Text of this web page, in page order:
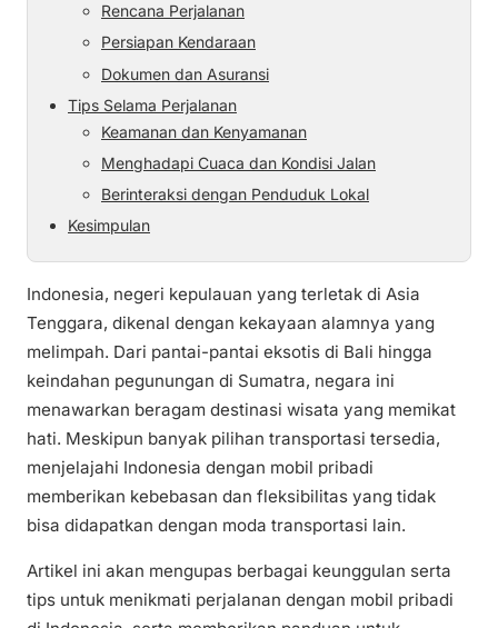
Rencana Perjalanan
Persiapan Kendaraan
Dokumen dan Asuransi
Tips Selama Perjalanan
Keamanan dan Kenyamanan
Menghadapi Cuaca dan Kondisi Jalan
Berinteraksi dengan Penduduk Lokal
Kesimpulan
Indonesia, negeri kepulauan yang terletak di Asia
Tenggara, dikenal dengan kekayaan alamnya yang
melimpah. Dari pantai-pantai eksotis di Bali hingga
keindahan pegunungan di Sumatra, negara ini
menawarkan beragam destinasi wisata yang memikat
hati. Meskipun banyak pilihan transportasi tersedia,
menjelajahi Indonesia dengan mobil pribadi
memberikan kebebasan dan fleksibilitas yang tidak
bisa didapatkan dengan moda transportasi lain.
Artikel ini akan mengupas berbagai keunggulan serta
tips untuk menikmati perjalanan dengan mobil pribadi